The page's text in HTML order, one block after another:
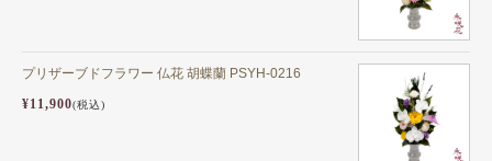
プリザーブドフラワー 仏花 胡蝶蘭 PSYH-0216
¥11,900(税込)